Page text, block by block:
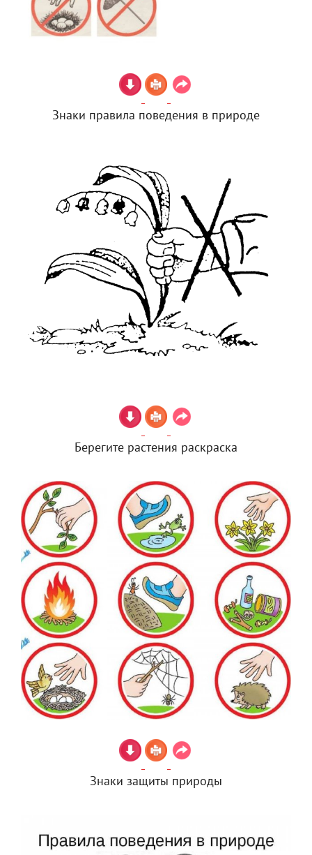
Знаки правила поведения в природе
Берегите растения раскраска
Знаки защиты природы